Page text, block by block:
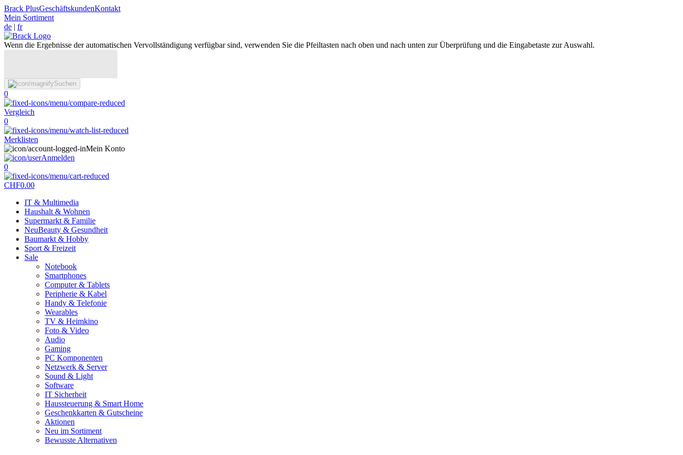
Brack PlusGeschäftskundenKontakt
Mein Sortiment
de | fr
Wenn die Ergebnisse der automatischen Vervollständigung verfügbar sind, verwenden Sie die Pfeiltasten nach oben und nach unten zur Überprüfung und die Eingabetaste zur Auswahl.
Suchen
0
Vergleich
0
Merklisten
Mein Konto
Anmelden
0
CHF0.00
IT & Multimedia
Haushalt & Wohnen
Supermarkt & Familie
NeuBeauty & Gesundheit
Baumarkt & Hobby
Sport & Freizeit
Sale
Notebook
Smartphones
Computer & Tablets
Peripherie & Kabel
Handy & Telefonie
Wearables
TV & Heimkino
Foto & Video
Audio
Gaming
PC Komponenten
Netzwerk & Server
Sound & Light
Software
IT Sicherheit
Haussteuerung & Smart Home
Geschenkkarten & Gutscheine
Aktionen
Neu im Sortiment
Bewusste Alternativen